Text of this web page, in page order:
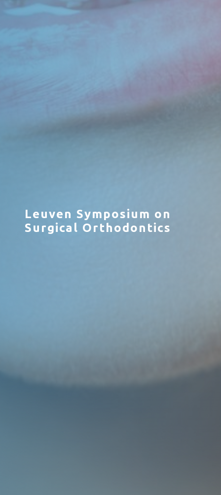
Leuven Symposium on
Surgical Orthodontics